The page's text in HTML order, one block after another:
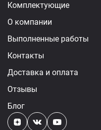
Комплектующие
О компании
Выполненные работы
Контакты
Доставка и оплата
Отзывы
Блог